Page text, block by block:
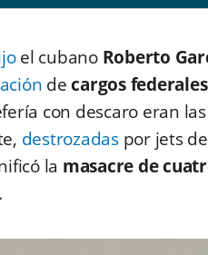
el cubano Roberto
decargos federales
con descaro eran
destrozadaspor jets
la masacre de